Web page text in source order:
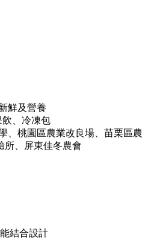
鮮及營養
飲、冷凍包
、桃園區農業改良場、苗栗區農
所、屏東佳冬農會
結合設計